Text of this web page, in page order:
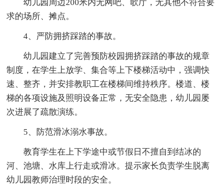
幼儿园周边200米内无网吧、歌厅，无其他不符合要
求的场所、摊点。
4、严防拥挤踩踏的事故。
幼儿园建立了完善预防校园拥挤踩踏的事故的规章
制度，在学生上放学、集合等上下楼梯活动中，强调快
速、整齐，并安排教职工在楼梯间维持秩序。楼道、楼
梯的各项设施及照明设备正常，无安全隐患，幼儿园屡
次进展了疏散演练。
5、防范滑冰溺水事故。
教育学生在上下学途中或节假日不擅自到结冰的
河、池塘、水库上行走或滑冰。提示家长负责学生脱离
幼儿园教师治理时段的安全。